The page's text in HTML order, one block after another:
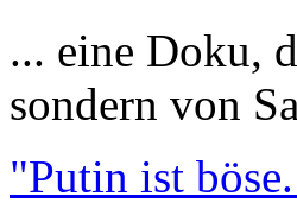
... eine Doku,
sondern von
"Putin ist